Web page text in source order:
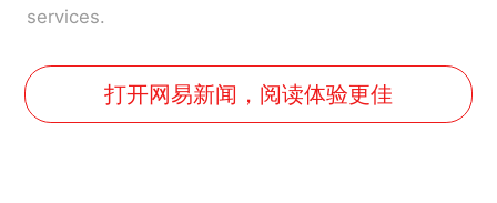
services.
打开网易新闻，阅读体验更佳